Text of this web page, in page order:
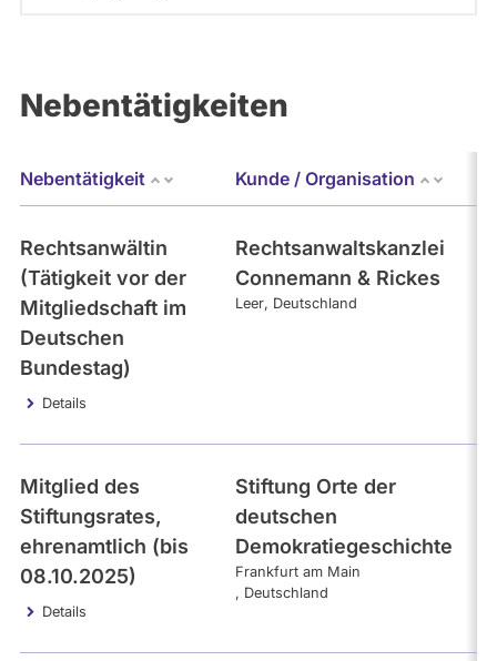
Nebentätigkeiten
Nebentätigkeit Kunde / Organisation
Rechtsanwältin
(Tätigkeit vor der
Mitgliedschaft im
Deutschen
Bundestag)
Details
Rechtsanwaltskanzlei
Connemann & Rickes
Leer Deutschland
Mitglied des
Stiftungsrates,
ehrenamtlich (bis
08.10.2025)
Details
Stiftung Orte der
deutschen
Demokratiegeschichte
Frankfurt am Main
Deutschland